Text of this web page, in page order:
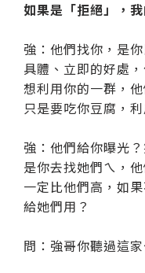
如果是「拒絕」，
強：他們找你，是
具體、立即的好處
想利用你的一群，
只是要吃你豆腐，
強：他們給你曝光
是你去找她們ㄟ，
一定比他們高，如
給她們用？
問：強哥你聽過這